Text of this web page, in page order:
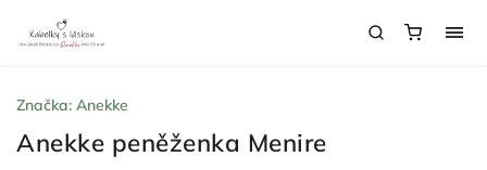
Anekke peněženka Menire
Značka: Anekke